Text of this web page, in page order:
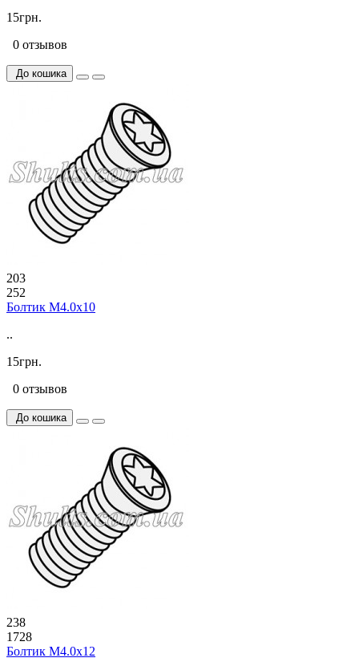
15грн.
0 отзывов
До кошика
203
252
Болтик М4.0х10
..
15грн.
0 отзывов
До кошика
238
1728
Болтик М4.0х12